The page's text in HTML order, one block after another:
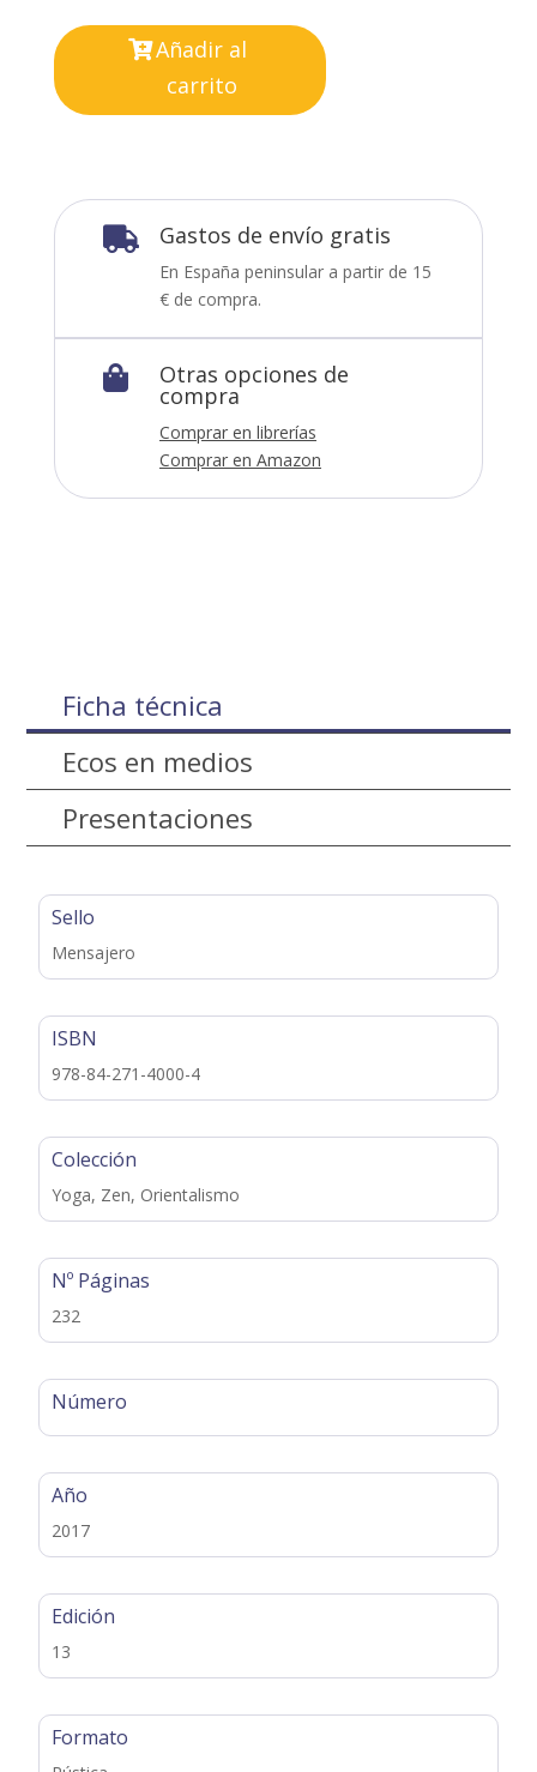
Añadir al
carrito
 Gastos de envío gratis
En España peninsular a partir de 15
€ de compra.
 Otras opciones de
compra
Comprar en librerías
Comprar en Amazon
Ficha técnica
Ecos en medios
Presentaciones
Sello
Mensajero
ISBN
978-84-271-4000-4
Colección
Yoga, Zen, Orientalismo
Nº Páginas
232
Número
Año
2017
Edición
13
Formato